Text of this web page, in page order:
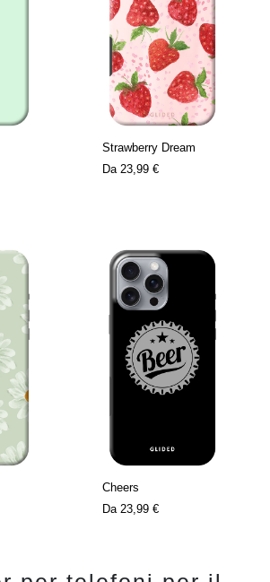
Strawberry Dream
Da 23,99 €
Cheers
Da 23,99 €